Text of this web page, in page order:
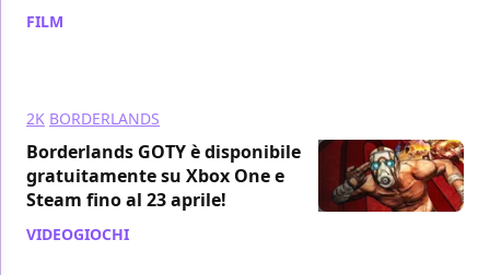
FILM
2K BORDERLANDS
Borderlands GOTY è disponibile
gratuitamente su Xbox One e
Steam fino al 23 aprile!
VIDEOGIOCHI